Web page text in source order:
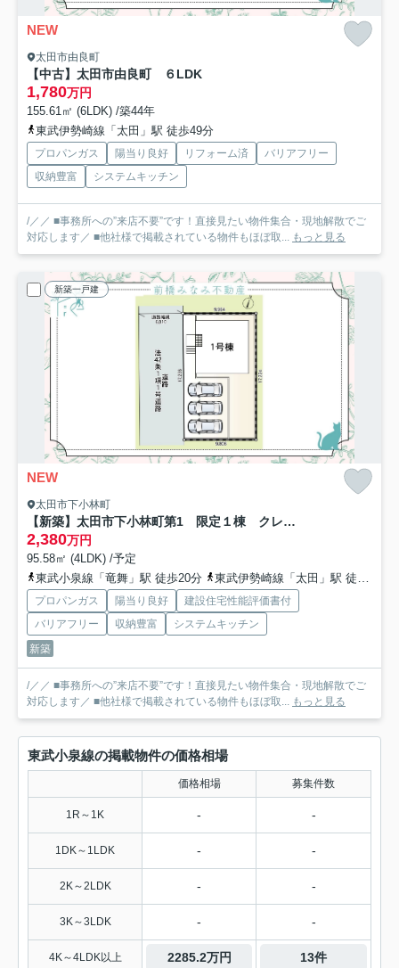
NEW
太田市由良町
【中古】太田市由良町 ６LDK
1,780万円
155.61㎡ (6LDK) /築44年
東武伊勢崎線「太田」駅 徒歩49分
プロパンガス 陽当り良好 リフォーム済
バリアフリー
収納豊富
システムキッチン
/／／ ■事務所への”来店不要”です！直接見たい物件集合・現地解散でご
対応します／ ■他社様で掲載されている物件もほぼ取... もっと見る
新築一戸建
NEW
太田市下小林町
【新築】太田市下小林町第1 限定１棟 クレイドルガーデン 新築建売
2,380万円
95.58㎡ (4LDK) /予定
東武小泉線「竜舞」駅 徒歩20分
東武伊勢崎線「太田」駅 徒歩32分
プロパンガス 陽当り良好
建設住宅性能評価書付
バリアフリー
収納豊富
システムキッチン
新築
/／／ ■事務所への”来店不要”です！直接見たい物件集合・現地解散でご
対応します／ ■他社様で掲載されている物件もほぼ取... もっと見る
東武小泉線の掲載物件の価格相場
価格相場 募集件数
1R～1K - -
1DK～1LDK - -
2K～2LDK - -
3K～3LDK - -
4K～4LDK以上 2285.2万円 13件